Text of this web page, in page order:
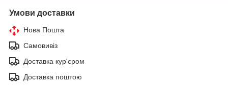
Умови доставки
Нова Пошта
Самовивіз
Доставка кур'єром
Доставка поштою